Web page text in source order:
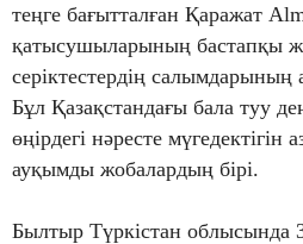
теңге бағытталған Қаражат
қатысушыларының бастапқы
серіктестердің
Бұл Қазақстандағы бала туу
өңірдегі нәресте мүгедектігін
ауқымды жобалардың бірі.
Былтыр Түркістан облысында